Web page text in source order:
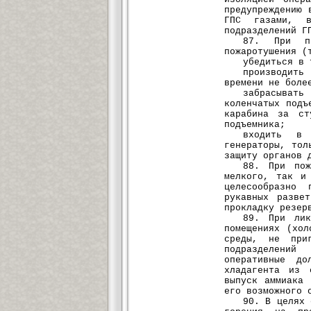
предупреждению
ГПС газами,
подразделений
87. При
пожаротушения
убедиться в
времени не
коленчатых
карабина за
подъемника;
входить в
генераторы,
защиту органов
88. При
мелкого, так и
рукавных
прокладку
89. При
помещениях
среды, не
оперативные
хладагента из
выпуск аммиака
его возможного
90. В целях